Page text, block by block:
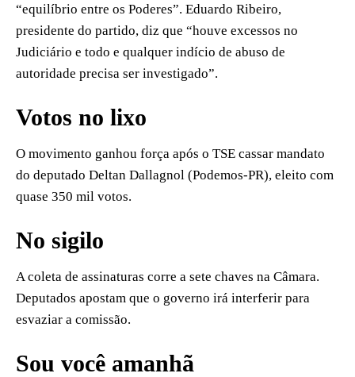
“equilíbrio entre os Poderes”. Eduardo Ribeiro,
presidente do partido, diz que “houve excessos no
Judiciário e todo e qualquer indício de abuso de
autoridade precisa ser investigado”.
Votos no lixo
O movimento ganhou força após o TSE cassar mandato
do deputado Deltan Dallagnol (Podemos-PR), eleito com
quase 350 mil votos.
No sigilo
A coleta de assinaturas corre a sete chaves na Câmara.
Deputados apostam que o governo irá interferir para
esvaziar a comissão.
Sou você amanhã